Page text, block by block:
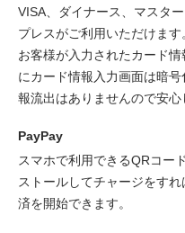
VISA、ダイナース、マスタ
プレスがご利用いただけます
お客様が入力されたカード
にカード情報入力画面は暗
報流出はありませんので安心
PayPay
スマホで利用できるQRコー
ストールしてチャージをす
済を開始できます。